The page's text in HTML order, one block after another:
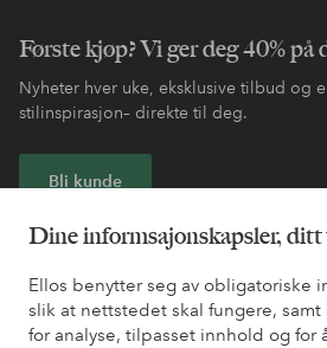
Dine informsajonskapsler, ditt
Ellos benytter seg av obligatoriske
slik at nettstedet skal fungere,
for analyse, tilpasset innhold og for
Første kjøp? Vi ger deg 40% på
Nyheter hver uke, eksklusive tilbud og
stilinspirasjon– direkte til deg.
Bli kunde
* Se tilbudsvilkår ved registrering
Trenger du hjelp?